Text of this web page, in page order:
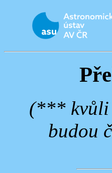
(*** kvůli
budou